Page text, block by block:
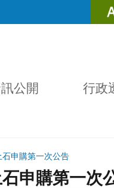
公開
行政
申購第一次公告
申購第一次